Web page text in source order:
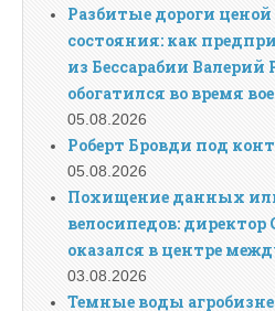
Разбитые дороги ценой
состояния: как
из Бессарабии
обогатился во время
05.08.2026
Роберт Бровди под
05.08.2026
Похищение данных
велосипедов: директор
оказался в центре
03.08.2026
Темные воды